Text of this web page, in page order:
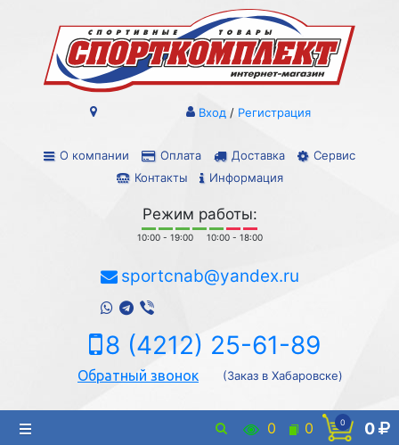
О компании Оплата Доставка
Сервис
Контакты
Информация
Вход / Регистрация
Режим работы:
10:00 - 19:00 10:00 - 18:00
sportcnab@yandex.ru
8 (4212) 25-61-89
Обратный звонок (Заказ в Хабаровске)
0 0 0 0